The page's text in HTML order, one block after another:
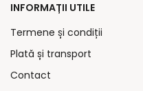
INFORMAȚII UTILE
Termene și condiții
Plată și transport
Contact